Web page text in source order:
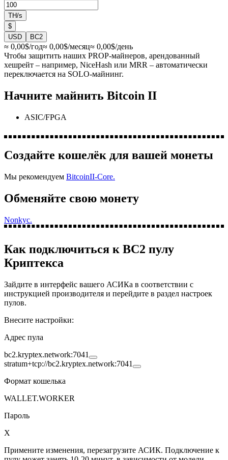
TH/s
$
USD
BC2
≈ 0,00$/год≈ 0,00$/месяц≈ 0,00$/день
Чтобы защитить наших PROP-майнеров, арендованный
хешрейт – например, NiceHash или MRR – автоматически
переключается на SOLO-майнинг.
Начните майнить Bitcoin II
ASIC/FPGA
Cоздайте кошелёк для вашей монеты
Мы рекомендуем BitcoinII-Core.
Обменяйте свою монету
Nonkyc.
Как подключиться к BC2 пулу
Криптекса
Зайдите в интерфейс вашего АСИКа в соответствии с
инструкцией производителя и перейдите в раздел настроек
пулов.
Внесите настройки:
Адрес пула
bc2.kryptex.network:7041
stratum+tcp://bc2.kryptex.network:7041
Формат кошелька
WALLET.WORKER
Пароль
X
Примените изменения, перезагрузите АСИК. Подключение к